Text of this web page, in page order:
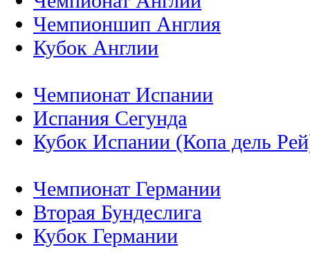
Чемпионшип Англия
Кубок Англии
Чемпионат Испании
Испания Сегунда
Кубок Испании (Копа дель
Чемпионат Германии
Вторая Бундеслига
Кубок Германии